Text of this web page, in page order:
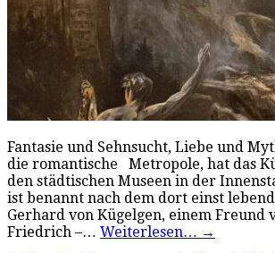
Fantasie und Sehnsucht, Liebe und
die romantische Metropole, hat das
den städtischen Museen in der
ist benannt nach dem dort einst
Gerhard von Kügelgen, einem Freund
Friedrich –… Weiterlesen… →